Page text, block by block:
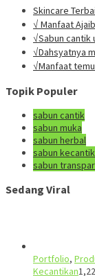
Skincare
√ Manfaat
√Sabun cantik
√Dahsyatnya
√Manfaat
Topik Populer
sabun cantik
sabun muka
sabun herbal
sabun
sabun
Sedang Viral
Portfolio,
Kecantikan